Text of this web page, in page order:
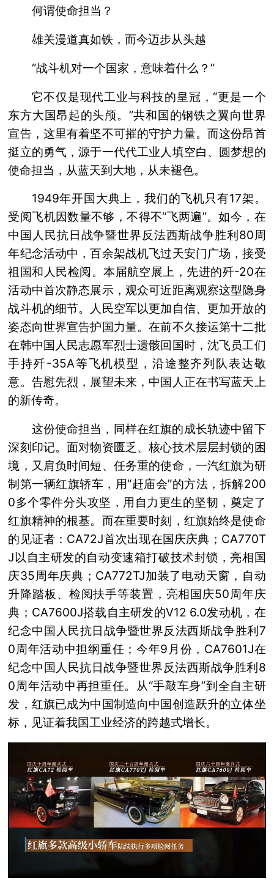
何谓使命担当？
雄关漫道真如铁，而今迈步从头越
“战斗机对一个国家，意味着什么？”
它不仅是现代工业与科技的皇冠，“更是一个
东方大国昂起的头颅。”共和国的钢铁之翼向世界
宣告，这里有着坚不可摧的守护力量。而这份昂首
挺立的勇气，源于一代代工业人填空白、圆梦想的
使命担当，从蓝天到大地，从未褪色。
1949年开国大典上，我们的飞机只有17架。
受阅飞机因数量不够，不得不“飞两遍”。如今，在
中国人民抗日战争暨世界反法西斯战争胜利80周
年纪念活动中，百余架战机飞过天安门广场，接受
祖国和人民检阅。本届航空展上，先进的歼-20在
活动中首次静态展示，观众可近距离观察这型隐身
战斗机的细节。人民空军以更加自信、更加开放的
姿态向世界宣告护国力量。在前不久接运第十二批
在韩中国人民志愿军烈士遗骸回国时，沈飞员工们
手持歼-35A等飞机模型，沿途整齐列队表达敬
意。告慰先烈，展望未来，中国人正在书写蓝天上
的新传奇。
这份使命担当，同样在红旗的成长轨迹中留下
深刻印记。面对物资匮乏、核心技术层层封锁的困
境，又肩负时间短、任务重的使命，一汽红旗为研
制第一辆红旗轿车，用“赶庙会”的方法，拆解200
0多个零件分头攻坚，用自力更生的坚韧，奠定了
红旗精神的根基。而在重要时刻，红旗始终是使命
的见证者：CA72J首次出现在国庆庆典；CA770T
J以自主研发的自动变速箱打破技术封锁，亮相国
庆35周年庆典；CA772TJ加装了电动天窗，自动
升降踏板、检阅扶手等装置，亮相国庆50周年庆
典；CA7600J搭载自主研发的V12 6.0发动机，在
纪念中国人民抗日战争暨世界反法西斯战争胜利7
0周年活动中担纲重任；今年9月份，CA7601J在
纪念中国人民抗日战争暨世界反法西斯战争胜利8
0周年活动中再担重任。从“手敲车身”到全自主研
发，红旗已成为中国制造向中国创造跃升的立体坐
标，见证着我国工业经济的跨越式增长。